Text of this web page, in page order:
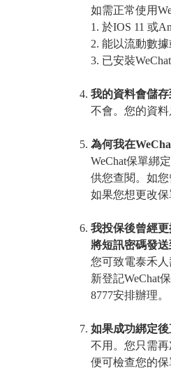
如需正常使用
1. 於IOS 11 或
2. 能以流動數
3. 已安裝
我的資料會儲
不會。您的資料
為何我在
WeChat保單綁
供您查閱。如
如果您想更改保
我投保後曾經
將短訊密碼發
您可致電泰禾
新登記WeChat
8777安排辦理。
如果成功綁定
不用。您只需再
便可檢查您的保